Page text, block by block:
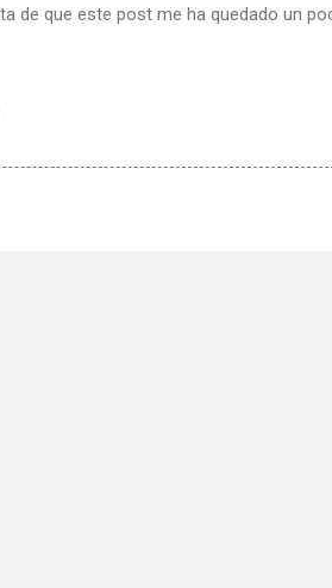
de que este post me ha quedado un